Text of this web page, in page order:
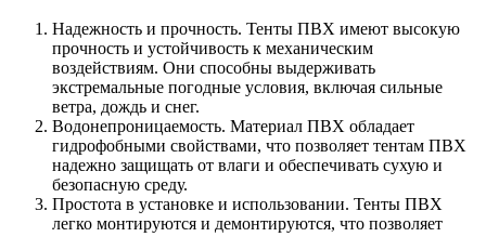
Надежность и прочность. Тенты ПВХ имеют высокую
прочность и устойчивость к механическим
воздействиям. Они способны выдерживать
экстремальные погодные условия, включая сильные
ветра, дождь и снег.
Водонепроницаемость. Материал ПВХ обладает
гидрофобными свойствами, что позволяет тентам ПВХ
надежно защищать от влаги и обеспечивать сухую и
безопасную среду.
Простота в установке и использовании. Тенты ПВХ
легко монтируются и демонтируются, что позволяет